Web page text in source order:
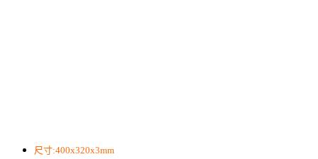
尺寸:400x320x3mm